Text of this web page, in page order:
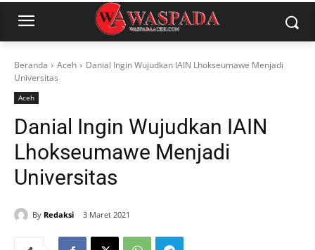
Beranda Aceh
Danial Ingin Wujudkan IAIN Lhokseumawe Menjadi
Universitas
Aceh
Danial Ingin Wujudkan IAIN
Lhokseumawe Menjadi
Universitas
By Redaksi 3 Maret 2021